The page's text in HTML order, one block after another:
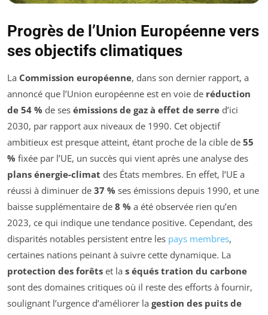
Progrès de l’Union Européenne vers
ses objectifs climatiques
La Commission européenne, dans son dernier rapport, a
annoncé que l’Union européenne est en voie de réduction
de 54 % de ses émissions de gaz à effet de serre d’ici
2030, par rapport aux niveaux de 1990. Cet objectif
ambitieux est presque atteint, étant proche de la cible de 55
% fixée par l’UE, un succès qui vient après une analyse des
plans énergie-climat des États membres. En effet, l’UE a
réussi à diminuer de 37 % ses émissions depuis 1990, et une
baisse supplémentaire de 8 % a été observée rien qu’en
2023, ce qui indique une tendance positive. Cependant, des
disparités notables persistent entre les pays membres,
certaines nations peinant à suivre cette dynamique. La
protection des forêts et la s équés tration du carbone
sont des domaines critiques où il reste des efforts à fournir,
soulignant l’urgence d’améliorer la gestion des puits de